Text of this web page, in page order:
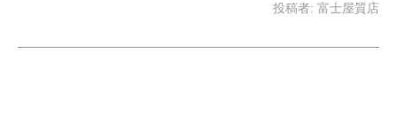
投稿者: 富士屋質店